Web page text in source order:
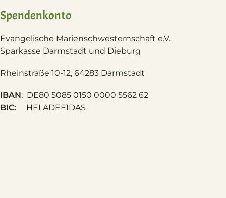
Spendenkonto
Evangelische Marienschwesternschaft e.V.
Sparkasse Darmstadt und Dieburg
Rheinstraße 10-12, 64283 Darmstadt
IBAN: DE80 5085 0150 0000 5562 62
BIC: HELADEF1DAS